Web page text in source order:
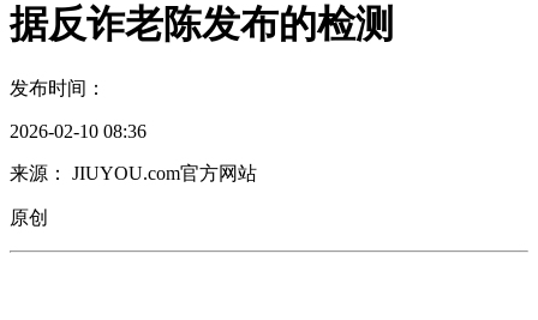
据反诈老陈发布的检测
发布时间：
2026-02-10 08:36
来源： JIUYOU.com官方网站
原创